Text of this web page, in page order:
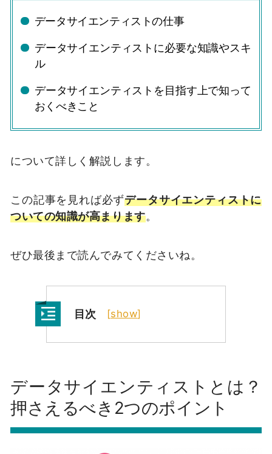
データサイエンティストの仕事
データサイエンティストに必要な知識やスキ
ル
データサイエンティストを目指す上で知って
おくべきこと
について詳しく解説します。
この記事を見れば必ずデータサイエンティストに
ついての知識が高まります。
ぜひ最後まで読んでみてくださいね。
目次 [show]
データサイエンティストとは？
押さえるべき2つのポイント